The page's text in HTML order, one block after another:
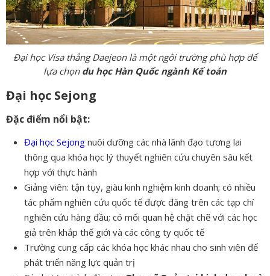
Đại học Visa thẳng Daejeon là một ngôi trường phù hợp để
lựa chọn du học Hàn Quốc ngành Kế toán
Đại học Sejong
Đặc điểm nổi bật:
Đại học Sejong nuôi dưỡng các nhà lãnh đạo tương lai
thông qua khóa học lý thuyết nghiên cứu chuyên sâu kết
hợp với thực hành
Giảng viên: tận tụy, giàu kinh nghiệm kinh doanh; có nhiều
tác phẩm nghiên cứu quốc tế được đăng trên các tạp chí
nghiên cứu hàng đầu; có mối quan hệ chặt chẽ với các học
giả trên khắp thế giới và các công ty quốc tế
Trường cung cấp các khóa học khác nhau cho sinh viên để
phát triển năng lực quản trị